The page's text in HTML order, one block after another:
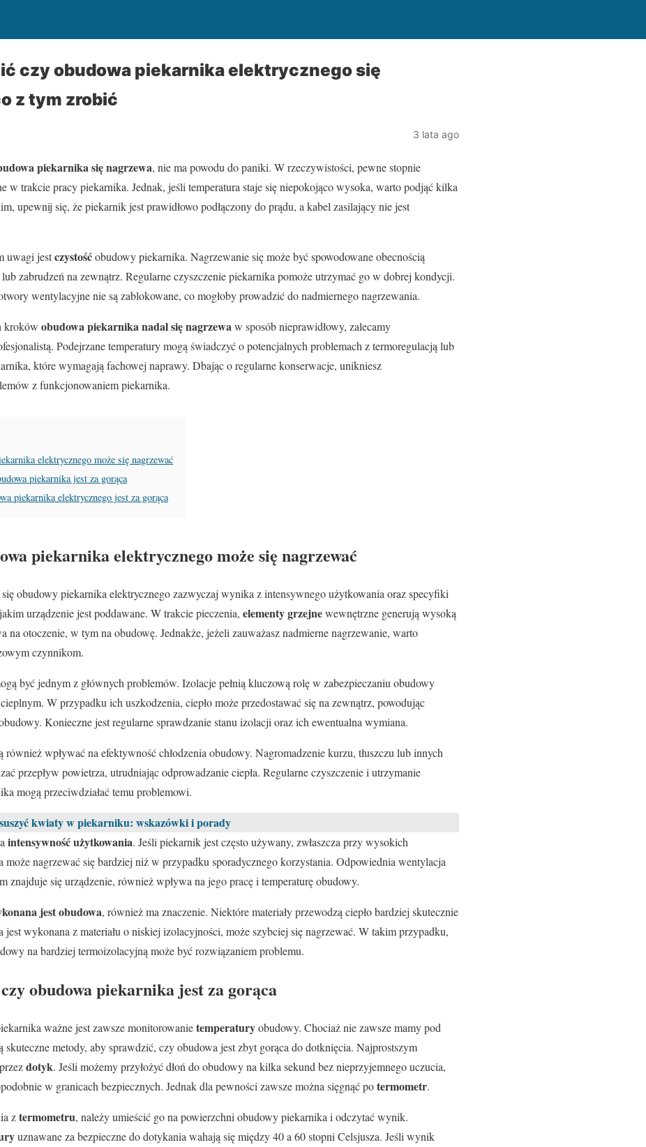
czy obudowa piekarnika elektrycznego się
z tym zrobić
3 lata ago
piekarnika się nagrzewa, nie ma powodu do paniki. W rzeczywistości, pewne stopnie
w trakcie pracy piekarnika. Jednak, jeśli temperatura staje się niepokojąco wysoka, warto podjąć kilka
upewnij się, że piekarnik jest prawidłowo podłączony do prądu, a kabel zasilający nie jest
uwagi jestczystośćobudowy piekarnika. Nagrzewanie się może być spowodowane obecnością
zabrudzeń na zewnątrz. Regularne czyszczenie piekarnika pomoże utrzymać go w dobrej kondycji.
wentylacyjne nie są zablokowane, co mogłoby prowadzić do nadmiernego nagrzewania.
kroków obudowa piekarnika nadal się nagrzewaw sposób nieprawidłowy, zalecamy
Podejrzane temperatury mogą świadczyć o potencjalnych problemach z termoregulacją lub
które wymagają fachowej naprawy. Dbając o regularne konserwacje, unikniesz
z funkcjonowaniem piekarnika.
elektrycznego może się nagrzewać
piekarnika jest za gorąca
piekarnika elektrycznego jest za gorąca
piekarnika elektrycznego może się nagrzewać
obudowy piekarnika elektrycznego zazwyczaj wynika z intensywnego użytkowania oraz specyfiki
urządzenie jest poddawane. W trakcie pieczenia, elementy grzejnewewnętrzne generują wysoką
na otoczenie, w tym na obudowę. Jednakże, jeżeli zauważasz nadmierne nagrzewanie, warto
czynnikom.
być jednym z głównych problemów. Izolacje pełnią kluczową rolę w zabezpieczaniu obudowy
W przypadku ich uszkodzenia, ciepło może przedostawać się na zewnątrz, powodując
Konieczne jest regularne sprawdzanie stanu izolacji oraz ich ewentualna wymiana.
również wpływać na efektywność chłodzenia obudowy. Nagromadzenie kurzu, tłuszczu lub innych
przepływ powietrza, utrudniając odprowadzanie ciepła. Regularne czyszczenie i utrzymanie
mogą przeciwdziałać temu problemowi.
kwiaty w piekarniku: wskazówki i porady
intensywność użytkowania. Jeśli piekarnik jest często używany, zwłaszcza przy wysokich
może nagrzewać się bardziej niż w przypadku sporadycznego korzystania. Odpowiednia wentylacja
znajduje się urządzenie, również wpływa na jego pracę i temperaturę obudowy.
jest obudowa, również ma znaczenie. Niektóre materiały przewodzą ciepło bardziej skutecznie
jest wykonana z materiału o niskiej izolacyjności, może szybciej się nagrzewać. W takim przypadku,
na bardziej termoizolacyjną może być rozwiązaniem problemu.
obudowa piekarnika jest za gorąca
ważne jest zawsze monitorowanietemperaturyobudowy. Chociaż nie zawsze mamy pod
skuteczne metody, aby sprawdzić, czy obudowa jest zbyt gorąca do dotknięcia. Najprostszym
dotyk. Jeśli możemy przyłożyć dłoń do obudowy na kilka sekund bez nieprzyjemnego uczucia,
w granicach bezpiecznych. Jednak dla pewności zawsze można sięgnąć potermometr.
ztermometru, należy umieścić go na powierzchni obudowy piekarnika i odczytać wynik.
uznawane za bezpieczne do dotykania wahają się między 40 a 60 stopni Celsjusza. Jeśli wynik